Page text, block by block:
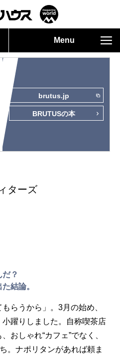
Menu
brutus.jp
BRUTUSの本
ターズ
？
結論。
らうから」。3月の始め、
躍りしました。自称喫茶店
おしゃれ“カフェ”でなく、
。ナポリタンがあれば頼ま